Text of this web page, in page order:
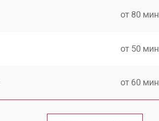
от 80 мин
от 50 мин
от 60 мин
от 50 мин